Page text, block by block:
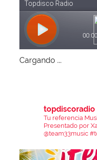
Cargando ...
topdiscoradio
Tu referencia
Presentado por
@team33music